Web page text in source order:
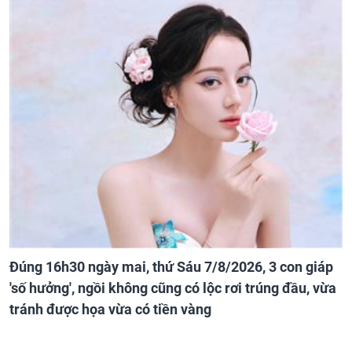
Đúng 16h30 ngày mai, thứ Sáu 7/8/2026, 3 con giáp
'số hưởng', ngồi không cũng có lộc rơi trúng đầu, vừa
tránh được họa vừa có tiền vàng